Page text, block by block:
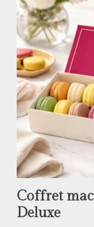
Coffret
Deluxe